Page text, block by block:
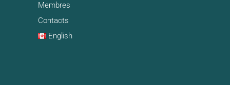
Membres
Contacts
English